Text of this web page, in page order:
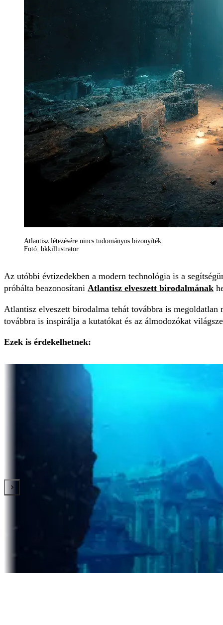
Atlantisz létezésére nincs tudományos bizonyíték.
Fotó: bkkillustrator
Az utóbbi évtizedekben a modern technológia is a
próbálta beazonosítani Atlantisz elveszett birodalmának
Atlantisz elveszett birodalma tehát továbbra is
továbbra is inspirálja a kutatókat és az álmodozókat
Ezek is érdekelhetnek: